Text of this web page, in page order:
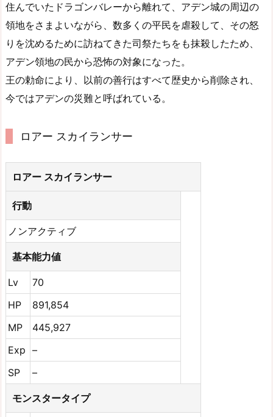
住んでいたドラゴンバレーから離れて、アデン城の周辺の
領地をさまよいながら、数多くの平民を虐殺して、その怒
りを沈めるために訪ねてきた司祭たちをも抹殺したため、
アデン領地の民から恐怖の対象になった。
王の勅命により、以前の善行はすべて歴史から削除され、
今ではアデンの災難と呼ばれている。
ロアー スカイランサー
ロアー スカイランサー
行動
ノンアクティブ
基本能力値
Lv
70
HP
891,854
MP
445,927
Exp
–
SP
–
モンスタータイプ